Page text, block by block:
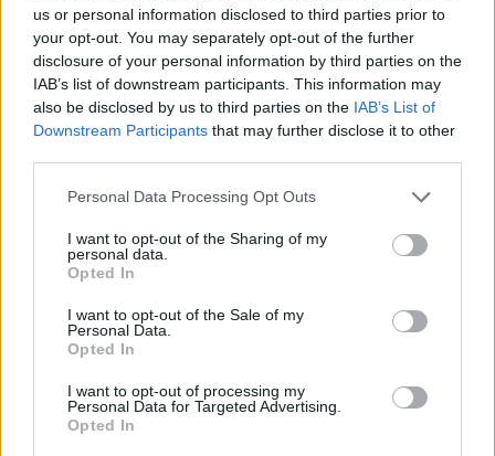
us or personal information disclosed to third parties prior to
your opt-out. You may separately opt-out of the further
disclosure of your personal information by third parties on the
IAB’s list of downstream participants. This information may
also be disclosed by us to third parties on the IAB’s List of
Downstream Participants that may further disclose it to other
Please note that this website/app uses one or more Google
not limited to your visit or usage behaviour. You may click to
grant or deny consent to Google and its third-party tags to
use your data for below specified purposes in below Google
consent section.
Personal Data Processing Opt Outs
I want to opt-out of the Sharing of my
personal data.
Opted In
I want to opt-out of the Sale of my
Personal Data.
Opted In
I want to opt-out of processing my
Personal Data for Targeted Advertising.
Opted In
a közvélemény hallani akart tőlük. Ráadásul közvetlen az
ütközet után vagy legalábbis röviddel utána papírra vetett
magyar szemtanúi, résztvevői feljegyzések, beszámolók
nincsenek, és a felgyorsuló események sodrában részletes
Az ütközet orosz forrásai és jelentőségük
A moszkvai Oroszországi Állami Hadtörténelmi Levéltárban
2012 nyarán találtam rá Alekszandr Nyikolajevics Lüders
jelentésére és annak kiegészítésére, amelyet a
Magyarországra bevonult orosz haderő főparancsnokához,
altábornagy orosz ellenfelének jelentése augusztus 2-án
Segesváron kelt. Lüders később, Nagyszebenben augusztus
Rubicon Online rovatok cikkei
Hirdetésmentes olvasó felület
Kedvenc cikkek elmentése, könyvjelzők
Az első hónap csak 200 Ft-ba kerül. Próbálja
ki!
KIPRÓBÁLOM 200 FT-ÉRT
Már előfizetőnk?Ha már regisztrált a Rubicon
Online-on, kattintson ide:
rendelkezik felhasználói fiókkal, kattintson ide:
REGISZTRÁCIÓ.